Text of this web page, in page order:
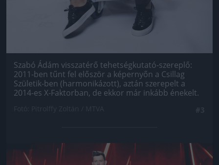
Szabó Ádám visszatérő tehetségkutató-szereplő:
2011-ben tűnt fel először a képernyőn a Csillag
Születik-ben (harmonikázott), aztán szerepelt a
2014-es X-Faktorban, de ekkor már inkább énekelt.
Jön még kép!